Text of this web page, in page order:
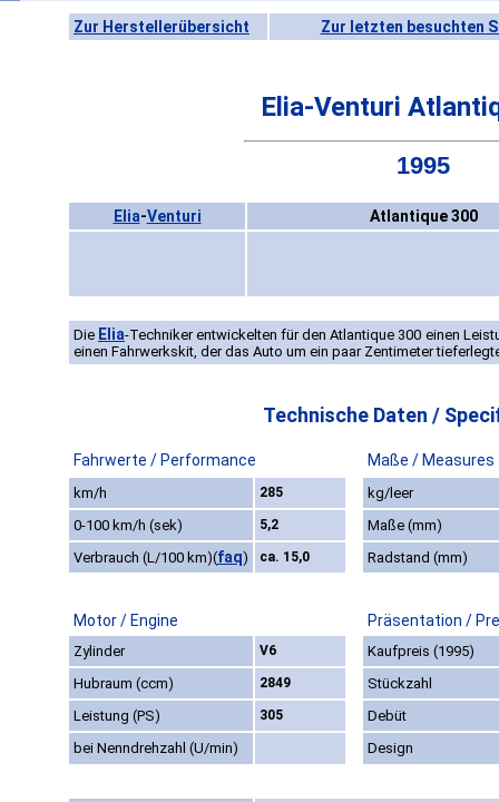
Zur Herstellerübersicht Zur letzten besuchten
Elia-Venturi
1995
Elia-Venturi Atlantique 300
Die Elia-Techniker entwickelten für den Atlantique 300 einen
einen Fahrwerkskit, der das Auto um ein paar Zentimeter
Technische Daten /
Fahrwerte / Performance Maße / Measures
km/h 285
kg/leer
0-100 km/h (sek)
5,2
Maße (mm)
Verbrauch (L/100 km)(faq) ca. 15,0 Radstand (mm)
Motor / Engine Präsentation /
Zylinder V6
Kaufpreis (1995)
Hubraum (ccm)
2849
Stückzahl
Leistung (PS)
305
Debüt
bei Nenndrehzahl (U/min)
Design